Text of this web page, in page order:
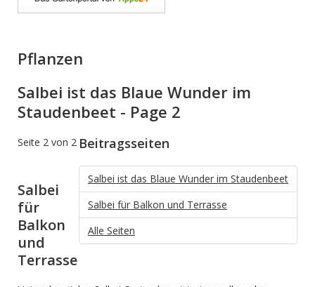
Pflanzen
Salbei ist das Blaue Wunder im
Staudenbeet - Page 2
Beitragsseiten
Salbei ist das Blaue Wunder im Staudenbeet
Salbei für Balkon und Terrasse
Alle Seiten
Seite 2 von 2
Salbei
für
Balkon
und
Terrasse